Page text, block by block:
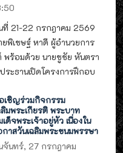
ที่ 21-22 กรกฎาคม 2569
ยพิเชษฐ์ หาดี ผู้อำนวยการ
พร้อมด้วย นายชูชัย หันตรา
ระธานเปิดโครงการฝึกอบ
เชิญร่วมกิจกรรม
ลิมพระเกียรติ พระบาท
เด็จพระเจ้าอยู่หัว เนื่องใน
กาสวันเฉลิมพระชนมพรรษา
จันทร์, 27 กรกฎาคม